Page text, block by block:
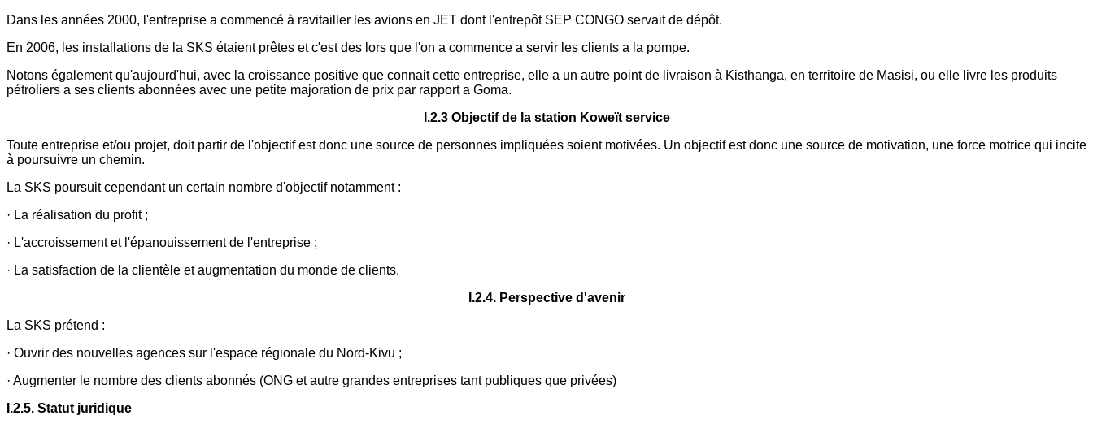
Dans les années 2000, l'entreprise a commencé à ravitailler les avions en JET dont l'entrepôt SEP CONGO servait de dépôt.
En 2006, les installations de la SKS étaient prêtes et c'est des lors que l'on a commence a servir les clients a la pompe.
Notons également qu'aujourd'hui, avec la croissance positive que connait cette entreprise, elle a un autre point de livraison à Kisthanga, en territoire de Masisi, ou elle livre les produits
pétroliers a ses clients abonnées avec une petite majoration de prix par rapport a Goma.
I.2.3 Objectif de la station Koweït service
Toute entreprise et/ou projet, doit partir de l'objectif est donc une source de personnes impliquées soient motivées. Un objectif est donc une source de motivation, une force motrice qui incite
à poursuivre un chemin.
La SKS poursuit cependant un certain nombre d'objectif notamment :
· La réalisation du profit ;
· L'accroissement et l'épanouissement de l'entreprise ;
· La satisfaction de la clientèle et augmentation du monde de clients.
I.2.4. Perspective d'avenir
La SKS prétend :
· Ouvrir des nouvelles agences sur l'espace régionale du Nord-Kivu ;
· Augmenter le nombre des clients abonnés (ONG et autre grandes entreprises tant publiques que privées)
I.2.5. Statut juridique